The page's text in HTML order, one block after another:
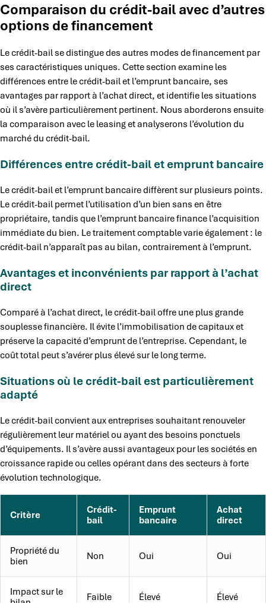
Comparaison du crédit-bail avec d’autres
options de financement
Le crédit-bail se distingue des autres modes de financement par
ses caractéristiques uniques. Cette section examine les
différences entre le crédit-bail et l’emprunt bancaire, ses
avantages par rapport à l’achat direct, et identifie les situations
où il s’avère particulièrement pertinent. Nous aborderons ensuite
la comparaison avec le leasing et analyserons l’évolution du
marché du crédit-bail.
Différences entre crédit-bail et emprunt bancaire
Le crédit-bail et l’emprunt bancaire diffèrent sur plusieurs points.
Le crédit-bail permet l’utilisation d’un bien sans en être
propriétaire, tandis que l’emprunt bancaire finance l’acquisition
immédiate du bien. Le traitement comptable varie également : le
crédit-bail n’apparaît pas au bilan, contrairement à l’emprunt.
Avantages et inconvénients par rapport à l’achat
direct
Comparé à l’achat direct, le crédit-bail offre une plus grande
souplesse financière. Il évite l’immobilisation de capitaux et
préserve la capacité d’emprunt de l’entreprise. Cependant, le
coût total peut s’avérer plus élevé sur le long terme.
Situations où le crédit-bail est particulièrement
adapté
Le crédit-bail convient aux entreprises souhaitant renouveler
régulièrement leur matériel ou ayant des besoins ponctuels
d’équipements. Il s’avère aussi avantageux pour les sociétés en
croissance rapide ou celles opérant dans des secteurs à forte
évolution technologique.
Critère
Crédit-
bail
Emprunt
bancaire
Achat
direct
Propriété du
bien
Non Oui Oui
Impact sur le
Faible Élevé Élevé